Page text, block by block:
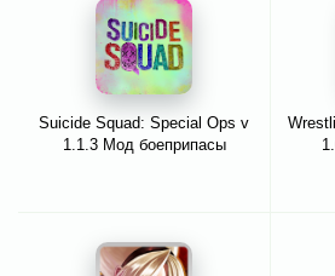
Suicide Squad: Special Ops v
1.1.3 Мод боеприпасы